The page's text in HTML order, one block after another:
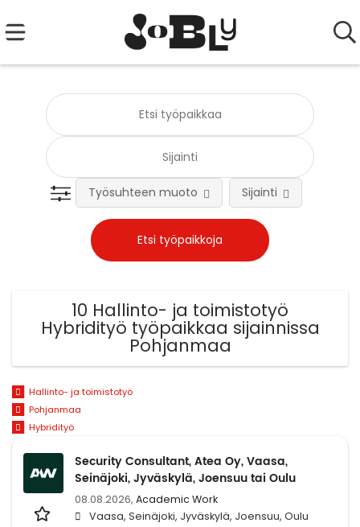
Työsuhteen muoto Sijainti
10 Hallinto- ja toimistotyö
Hybridityö työpaikkaa sijainnissa
Pohjanmaa
Hallinto- ja toimistotyö
Pohjanmaa
Hybridityö
Security Consultant, Atea Oy, Vaasa,
Seinäjoki, Jyväskylä, Joensuu tai Oulu
08.08.2026, Academic Work
Vaasa, Seinäjoki, Jyväskylä, Joensuu, Oulu